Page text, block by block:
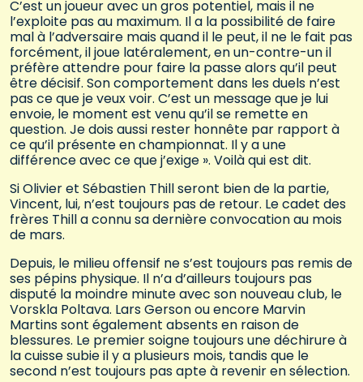
C’est un joueur avec un gros potentiel, mais il ne
l’exploite pas au maximum. Il a la possibilité de faire
mal à l’adversaire mais quand il le peut, il ne le fait pas
forcément, il joue latéralement, en un-contre-un il
préfère attendre pour faire la passe alors qu’il peut
être décisif. Son comportement dans les duels n’est
pas ce que je veux voir. C’est un message que je lui
envoie, le moment est venu qu’il se remette en
question. Je dois aussi rester honnête par rapport à
ce qu’il présente en championnat. Il y a une
différence avec ce que j’exige ». Voilà qui est dit.
Si Olivier et Sébastien Thill seront bien de la partie,
Vincent, lui, n’est toujours pas de retour. Le cadet des
frères Thill a connu sa dernière convocation au mois
de mars.
Depuis, le milieu offensif ne s’est toujours pas remis de
ses pépins physique. Il n’a d’ailleurs toujours pas
disputé la moindre minute avec son nouveau club, le
Vorskla Poltava. Lars Gerson ou encore Marvin
Martins sont également absents en raison de
blessures. Le premier soigne toujours une déchirure à
la cuisse subie il y a plusieurs mois, tandis que le
second n’est toujours pas apte à revenir en sélection.